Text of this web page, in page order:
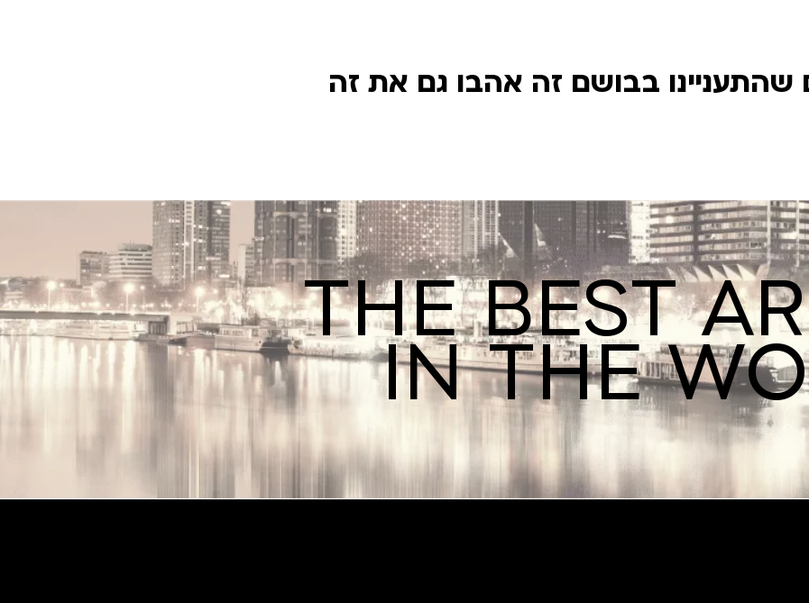
שהתעניינו בבושם זה אהבו גם את זה
THE BEST
IN THE